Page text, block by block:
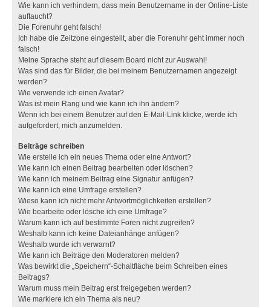
Wie kann ich verhindern, dass mein Benutzername in der Online-Liste
auftaucht?
Die Forenuhr geht falsch!
Ich habe die Zeitzone eingestellt, aber die Forenuhr geht immer noch
falsch!
Meine Sprache steht auf diesem Board nicht zur Auswahl!
Was sind das für Bilder, die bei meinem Benutzernamen angezeigt
werden?
Wie verwende ich einen Avatar?
Was ist mein Rang und wie kann ich ihn ändern?
Wenn ich bei einem Benutzer auf den E-Mail-Link klicke, werde ich
aufgefordert, mich anzumelden.
Beiträge schreiben
Wie erstelle ich ein neues Thema oder eine Antwort?
Wie kann ich einen Beitrag bearbeiten oder löschen?
Wie kann ich meinem Beitrag eine Signatur anfügen?
Wie kann ich eine Umfrage erstellen?
Wieso kann ich nicht mehr Antwortmöglichkeiten erstellen?
Wie bearbeite oder lösche ich eine Umfrage?
Warum kann ich auf bestimmte Foren nicht zugreifen?
Weshalb kann ich keine Dateianhänge anfügen?
Weshalb wurde ich verwarnt?
Wie kann ich Beiträge den Moderatoren melden?
Was bewirkt die „Speichern“-Schaltfläche beim Schreiben eines
Beitrags?
Warum muss mein Beitrag erst freigegeben werden?
Wie markiere ich ein Thema als neu?